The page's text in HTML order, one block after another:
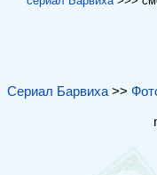
Сериал Барвиха >>